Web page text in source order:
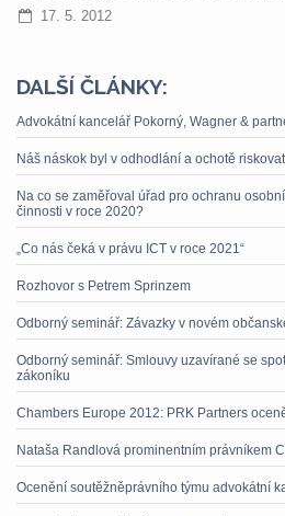
17. 5. 2012
DALŠÍ ČLÁNKY:
Advokátní kancelář Pokorný, Wagner &
Náš náskok byl v odhodlání a ochotě riskovat
Na co se zaměřoval úřad pro ochranu
činnosti v roce 2020?
„Co nás čeká v právu ICT v roce 2021“
Rozhovor s Petrem Sprinzem
Odborný seminář: Závazky v novém
Odborný seminář: Smlouvy uzavírané se
zákoníku
Chambers Europe 2012: PRK Partners
Nataša Randlová prominentním právníkem
Ocenění soutěžněprávního týmu advokátní